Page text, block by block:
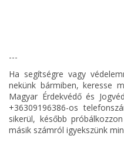
---
Ha segítségre vagy
nekünk bármiben, keresse
Magyar Érdekvédő és
+36309196386-os
sikerül, később
másik számról igyekszünk